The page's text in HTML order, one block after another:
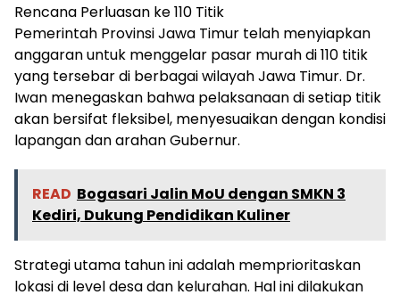
Rencana Perluasan ke 110 Titik
Pemerintah Provinsi Jawa Timur telah menyiapkan
anggaran untuk menggelar pasar murah di 110 titik
yang tersebar di berbagai wilayah Jawa Timur. Dr.
Iwan menegaskan bahwa pelaksanaan di setiap titik
akan bersifat fleksibel, menyesuaikan dengan kondisi
lapangan dan arahan Gubernur.
READ Bogasari Jalin MoU dengan SMKN 3
Kediri, Dukung Pendidikan Kuliner
Strategi utama tahun ini adalah memprioritaskan
lokasi di level desa dan kelurahan. Hal ini dilakukan